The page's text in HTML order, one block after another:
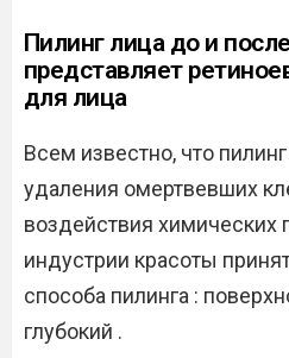
Пилинг лица до и
представляет
для лица
Всем известно, что
удаления омертвевших
воздействия химических
индустрии красоты
способа пилинга :
глубокий .